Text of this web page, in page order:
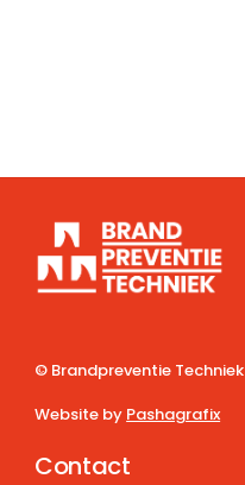
© Brandpreventie Techniek
Website by Pashagrafix
Contact